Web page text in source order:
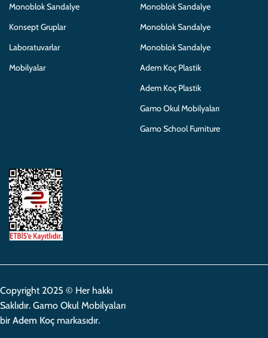
Monoblok Sandalye
Konsept Gruplar
Laboratuvarlar
Mobilyalar
Monoblok Sandalye
Monoblok Sandalye
Monoblok Sandalye
Adem Koç Plastik
Adem Koç Plastik
Gamo Okul Mobilyaları
Gamo School Furniture
Copyright 2025 © Her hakkı
Saklıdır. Gamo Okul Mobilyaları
bir Adem Koç markasıdır.